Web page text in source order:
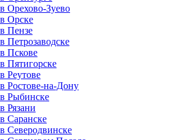
Орехово-Зуево
Орске
Пензе
Петрозаводске
Пскове
Пятигорске
Реутове
Ростове-на-Дону
Рыбинске
Рязани
Саранске
Северодвинске